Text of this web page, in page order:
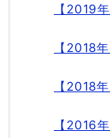
【2019
【2018
【2018
【2016